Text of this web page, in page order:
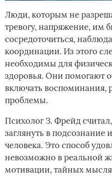
Люди, которым не
тревогу, напряжение, им
сосредоточиться,
координации. Из этого
необходимы для
здоровья. Они помогают
включать воспоминания,
проблемы.
Психолог З. Фрейд
заглянуть в подсознание
человека. Это способ
невозможно в реальной
мотивации, тайных